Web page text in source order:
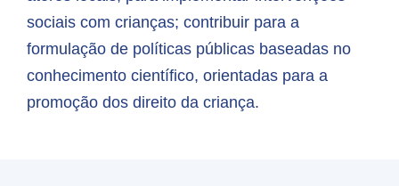
sociais com crianças; contribuir para a
formulação de políticas públicas baseadas no
conhecimento científico, orientadas para a
promoção dos direito da criança.